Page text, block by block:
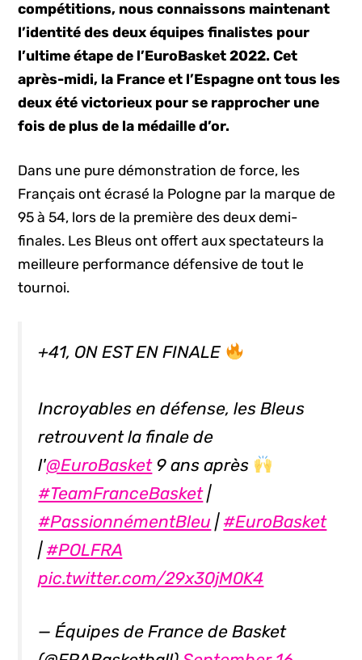
compétitions, nous connaissons maintenant
l’identité des deux équipes finalistes pour
l’ultime étape de l’EuroBasket 2022. Cet
après-midi, la France et l’Espagne ont tous les
deux été victorieux pour se rapprocher une
fois de plus de la médaille d’or.
Dans une pure démonstration de force, les
Français ont écrasé la Pologne par la marque de
95 à 54, lors de la première des deux demi-
finales. Les Bleus ont offert aux spectateurs la
meilleure performance défensive de tout le
tournoi.
+41, ON EST EN FINALE
Incroyables en défense, les Bleus
retrouvent la finale de
l'@EuroBasket9 ans après
#TeamFranceBasket|
#PassionnémentBleu | #EuroBasket
| #POLFRA
pic.twitter.com/29x30jM0K4
— Équipes de France de Basket